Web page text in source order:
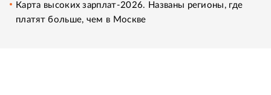
Карта высоких зарплат-2026. Названы регионы, где
платят больше, чем в Москве